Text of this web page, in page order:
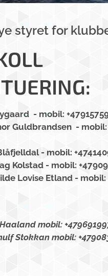
styret for
- mobil:
Guldbrandsen - mobil:
- mobil:
Kolstad - mobil:
Lovise Etland - mobil:
mobil:
mobil: